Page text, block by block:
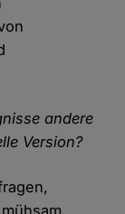
andere
Version?